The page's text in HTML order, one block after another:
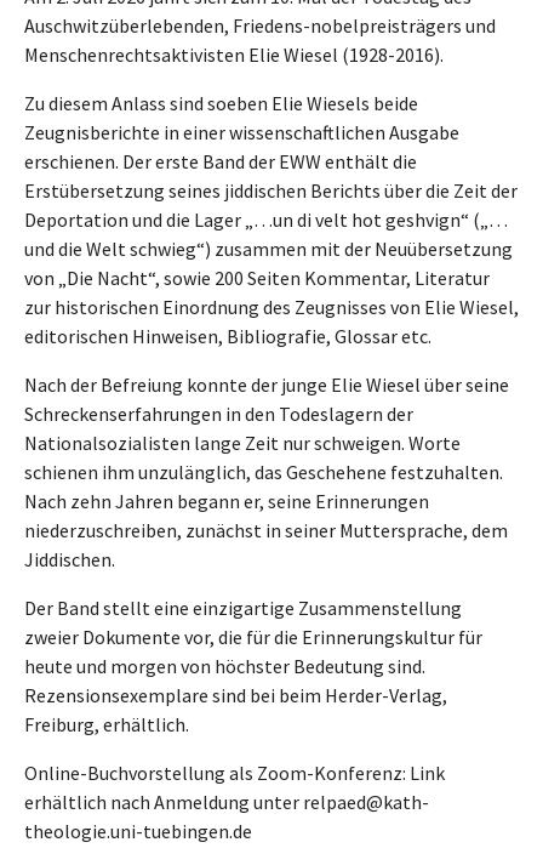
Auschwitzüberlebenden, Friedens-nobelpreisträgers und
Menschenrechtsaktivisten Elie Wiesel (1928-2016).
Zu diesem Anlass sind soeben Elie Wiesels beide
Zeugnisberichte in einer wissenschaftlichen Ausgabe
erschienen. Der erste Band der EWW enthält die
Erstübersetzung seines jiddischen Berichts über die Zeit der
Deportation und die Lager „…un di velt hot geshvign“ („…
und die Welt schwieg“) zusammen mit der Neuübersetzung
von „Die Nacht“, sowie 200 Seiten Kommentar, Literatur
zur historischen Einordnung des Zeugnisses von Elie Wiesel,
editorischen Hinweisen, Bibliografie, Glossar etc.
Nach der Befreiung konnte der junge Elie Wiesel über seine
Schreckenserfahrungen in den Todeslagern der
Nationalsozialisten lange Zeit nur schweigen. Worte
schienen ihm unzulänglich, das Geschehene festzuhalten.
Nach zehn Jahren begann er, seine Erinnerungen
niederzuschreiben, zunächst in seiner Muttersprache, dem
Jiddischen.
Der Band stellt eine einzigartige Zusammenstellung
zweier Dokumente vor, die für die Erinnerungskultur für
heute und morgen von höchster Bedeutung sind.
Rezensionsexemplare sind bei beim Herder-Verlag,
Freiburg, erhältlich.
Online-Buchvorstellung als Zoom-Konferenz: Link
erhältlich nach Anmeldung unter relpaed@kath-
theologie.uni-tuebingen.de